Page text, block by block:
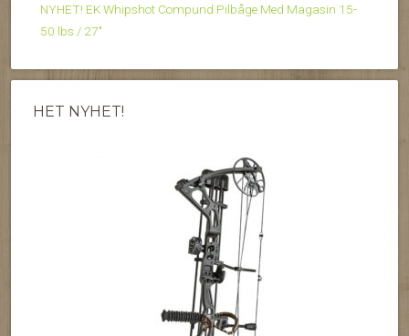
NYHET! EK Whipshot Compund Pilbåge Med Magasin 15-
50 lbs / 27″
HET NYHET!